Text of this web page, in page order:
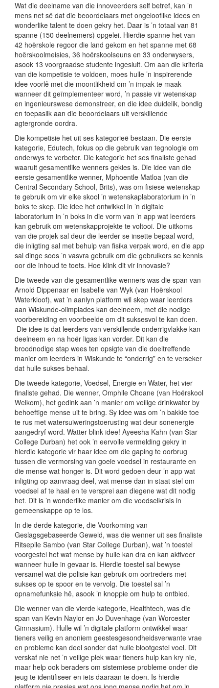
Wat die deelname van die innoveerders self betref, kan ’n
mens net sê dat die beoordelaars met ongelooflike idees en
wonderlike talent te doen gekry het. Daar is ’n totaal van 81
spanne (150 deelnemers) opgelei. Hierdie spanne het van
42 hoërskole regoor die land gekom en het spanne met 68
hoërskoolmeisies, 36 hoërskoolseuns en 33 onderwysers,
asook 13 voorgraadse studente ingesluit. Om aan die kriteria
van die kompetisie te voldoen, moes hulle ’n inspirerende
idee voorlê met die moontlikheid om ’n impak te maak
wanneer dit geïmplementeer word, ’n passie vir wetenskap
en ingenieurswese demonstreer, en die idee duidelik, bondig
en toepaslik aan die beoordelaars uit verskillende
agtergronde oordra.
Die kompetisie het uit ses kategorieë bestaan. Die eerste
kategorie, Edutech, fokus op die gebruik van tegnologie om
onderwys te verbeter. Die kategorie het ses finaliste gehad
waaruit gesamentlike wenners gekies is. Die idee van die
eerste gesamentlike wenner, Mphoentle Matloa (van die
Central Secondary School, Brits), was om fisiese wetenskap
te gebruik om vir elke skool ’n wetenskaplaboratorium in ’n
boks te skep. Die idee het ontwikkel in ’n digitale
laboratorium in ’n boks in die vorm van ’n app wat leerders
kan gebruik om wetenskapprojekte te voltooi. Die uitkoms
van die projek sal deur die leerder se insette bepaal word,
die inligting sal met behulp van fisika verpak word, en die app
sal dinge soos ’n vasvra gebruik om die gebruikers se kennis
oor die inhoud te toets. Hoe klink dit vir innovasie?
Die tweede van die gesamentlike wenners was die span van
Arnold Dippenaar en Isabelle van Wyk (van Hoërskool
Waterkloof), wat ’n aanlyn platform wil skep waar leerders
aan Wiskunde-olimpiades kan deelneem, met die nodige
voorbereiding en voorbeelde om dit suksesvol te kan doen.
Die idee is dat leerders van verskillende onderrigvlakke kan
deelneem en na hoër ligas kan vorder. Dit kan die
broodnodige stap wees ten opsigte van die doeltreffende
manier om leerders in Wiskunde te “onderrig” en te verseker
dat hulle sukses behaal.
Die tweede kategorie, Voedsel, Energie en Water, het vier
finaliste gehad. Die wenner, Omphile Choane (van Hoërskool
Welkom), het gedink aan ’n manier om veilige drinkwater by
behoeftige mense uit te bring. Sy idee was om ’n bakkie toe
te rus met watersuiweringstoerusting wat deur sonenergie
aangedryf word. Watter blink idee! Ayeesha Kahn (van Star
College Durban) het ook ’n eervolle vermelding gekry in
hierdie kategorie vir haar idee om die gaping te oorbrug
tussen die vermorsing van goeie voedsel in restaurante en
die mense wat honger is. Dit word gedoen deur ’n app wat
inligting op aanvraag deel, wat mense dan in staat stel om
voedsel af te haal en te versprei aan diegene wat dit nodig
het. Dit is ’n wonderlike manier om die voedselkrisis in
gemeenskappe op te los.
In die derde kategorie, die Voorkoming van
Geslagsgebaseerde Geweld, was die wenner uit ses finaliste
Ritsepile Sambo (van Star College Durban), wat ’n toestel
voorgestel het wat mense by hulle kan dra en kan aktiveer
wanneer hulle in gevaar is. Hierdie toestel sal bewyse
versamel wat die polisie kan gebruik om oortreders met
sukses op te spoor en te vervolg. Die toestel sal ’n
opnamefunksie hê, asook ’n knoppie om hulp te ontbied.
Die wenner van die vierde kategorie, Healthtech, was die
span van Kevin Naylor en Jo Duvenhage (van Worcester
Gimnasium). Hulle wil ’n digitale platform ontwikkel waar
tieners veilig en anoniem geestesgesondheidsverwante vrae
en probleme kan deel sonder dat hulle blootgestel voel. Dit
verskaf nie net ’n veilige plek waar tieners hulp kan kry nie,
maar help ook beraders om sistemiese probleme onder die
jeug te identifiseer en iets daaraan te doen. Is hierdie